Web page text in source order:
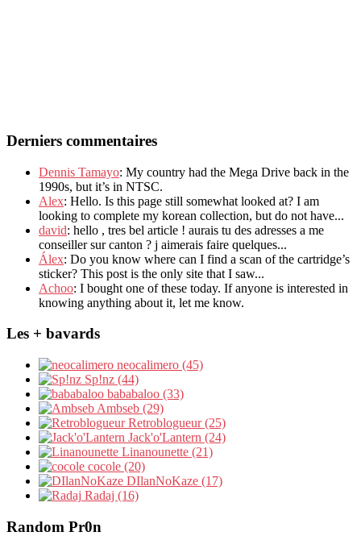
Derniers commentaires
Dennis Tamayo: My country had the Mega Drive back in the
1990s, but it’s in NTSC.
Alex: Hello. Is this page still somewhat looked at? I am
looking to complete my korean collection, but do not have...
david: hello , tres bel article ! aurais tu des adresses a me
conseiller sur canton ? j aimerais faire quelques...
Álex: Do you know where can I find a scan of the cartridge’s
sticker? This post is the only site that I saw...
Achoo: I bought one of these today. If anyone is interested in
knowing anything about it, let me know.
Les + bavards
neocalimero (45)
Sp!nz (44)
bababaloo (33)
Ambseb (29)
Retroblogueur (25)
Jack'o'Lantern (24)
Linanounette (21)
cocole (20)
DIlanNoKaze (17)
Radaj (16)
Random Pr0n